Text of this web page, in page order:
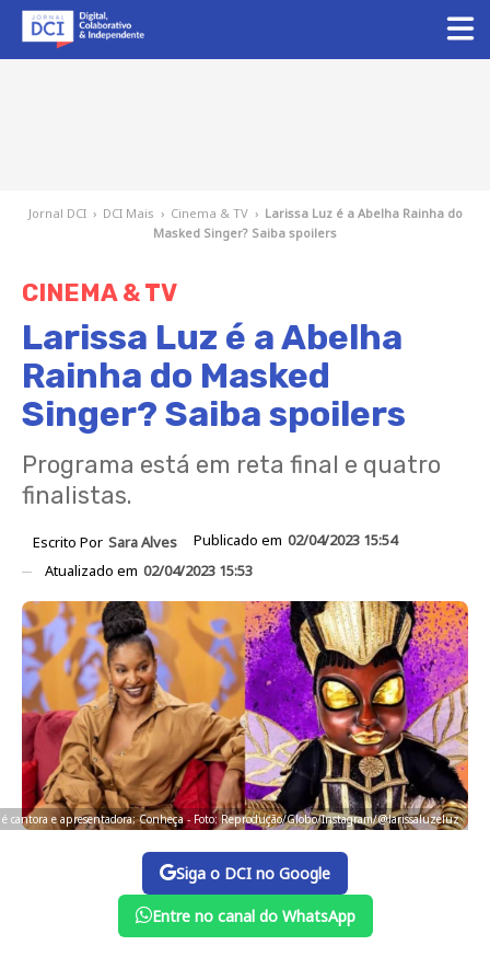
Jornal DCI › DCI Mais › Cinema & TV › Larissa Luz é a Abelha Rainha do
Masked Singer? Saiba spoilers
CINEMA & TV
Larissa Luz é a Abelha
Rainha do Masked
Singer? Saiba spoilers
Programa está em reta final e quatro
finalistas.
Escrito Por Sara Alves Publicado em 02/04/2023 15:54
Atualizado em 02/04/2023 15:53
é cantora e apresentadora; Conheça - Foto: Reprodução/Globo/Instagram/@larissaluzeluz
Siga o DCI no Google
Entre no canal do WhatsApp